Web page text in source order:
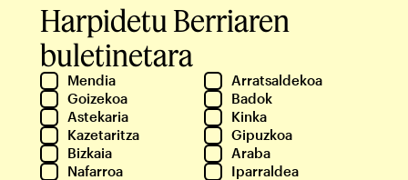
Harpidetu Berriaren
buletinetara
Mendia
Arratsaldekoa
Goizekoa
Badok
Astekaria
Kinka
Kazetaritza
Gipuzkoa
Bizkaia
Araba
Nafarroa
Iparraldea